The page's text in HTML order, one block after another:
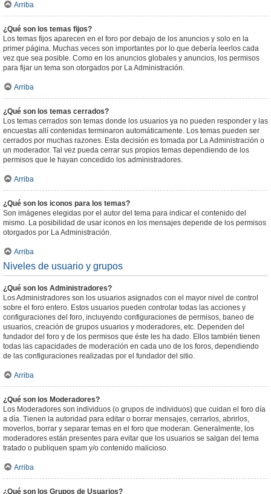
Arriba
¿Qué son los temas fijos?
Los temas fijos aparecen en el foro por debajo de los anuncios y solo en la
primer página. Muchas veces son importantes por lo que debería leerlos cada
vez que sea posible. Como en los anuncios globales y anuncios, los permisos
para fijar un tema son otorgados por La Administración.
Arriba
¿Qué son los temas cerrados?
Los temas cerrados son temas donde los usuarios ya no pueden responder y las
encuestas allí contenidas terminaron automáticamente. Los temas pueden ser
cerrados por muchas razones. Esta decisión es tomada por La Administración o
un moderador. Tal vez pueda cerrar sus propios temas dependiendo de los
permisos que le hayan concedido los administradores.
Arriba
¿Qué son los iconos para los temas?
Son imágenes elegidas por el autor del tema para indicar el contenido del
mismo. La posibilidad de usar iconos en los mensajes depende de los permisos
otorgados por La Administración.
Arriba
Niveles de usuario y grupos
¿Qué son los Administradores?
Los Administradores son los usuarios asignados con el mayor nivel de control
sobre el foro entero. Estos usuarios pueden controlar todas las acciones y
configuraciones del foro, incluyendo configuraciones de permisos, baneo de
usuarios, creación de grupos usuarios y moderadores, etc. Dependen del
fundador del foro y de los permisos que éste les ha dado. Ellos también tienen
todas las capacidades de moderación en cada uno de los foros, dependiendo
de las configuraciones realizadas por el fundador del sitio.
Arriba
¿Qué son los Moderadores?
Los Moderadores son individuos (o grupos de individuos) que cuidan el foro día
a día. Tienen la autoridad para editar o borrar mensajes, cerrarlos, abrirlos,
moverlos, borrar y separar temas en el foro que moderan. Generalmente, los
moderadores están presentes para evitar que los usuarios se salgan del tema
tratado o publiquen spam y/o contenido malicioso.
Arriba
¿Qué son los Grupos de Usuarios?